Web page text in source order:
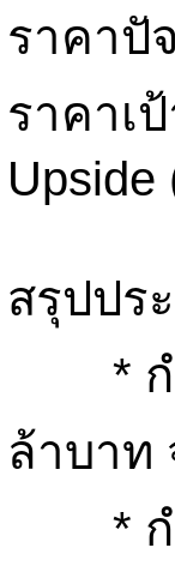
ราคา
ราคาเ
สรุปปร
* กำไ
ล้าบาท
* กำไ